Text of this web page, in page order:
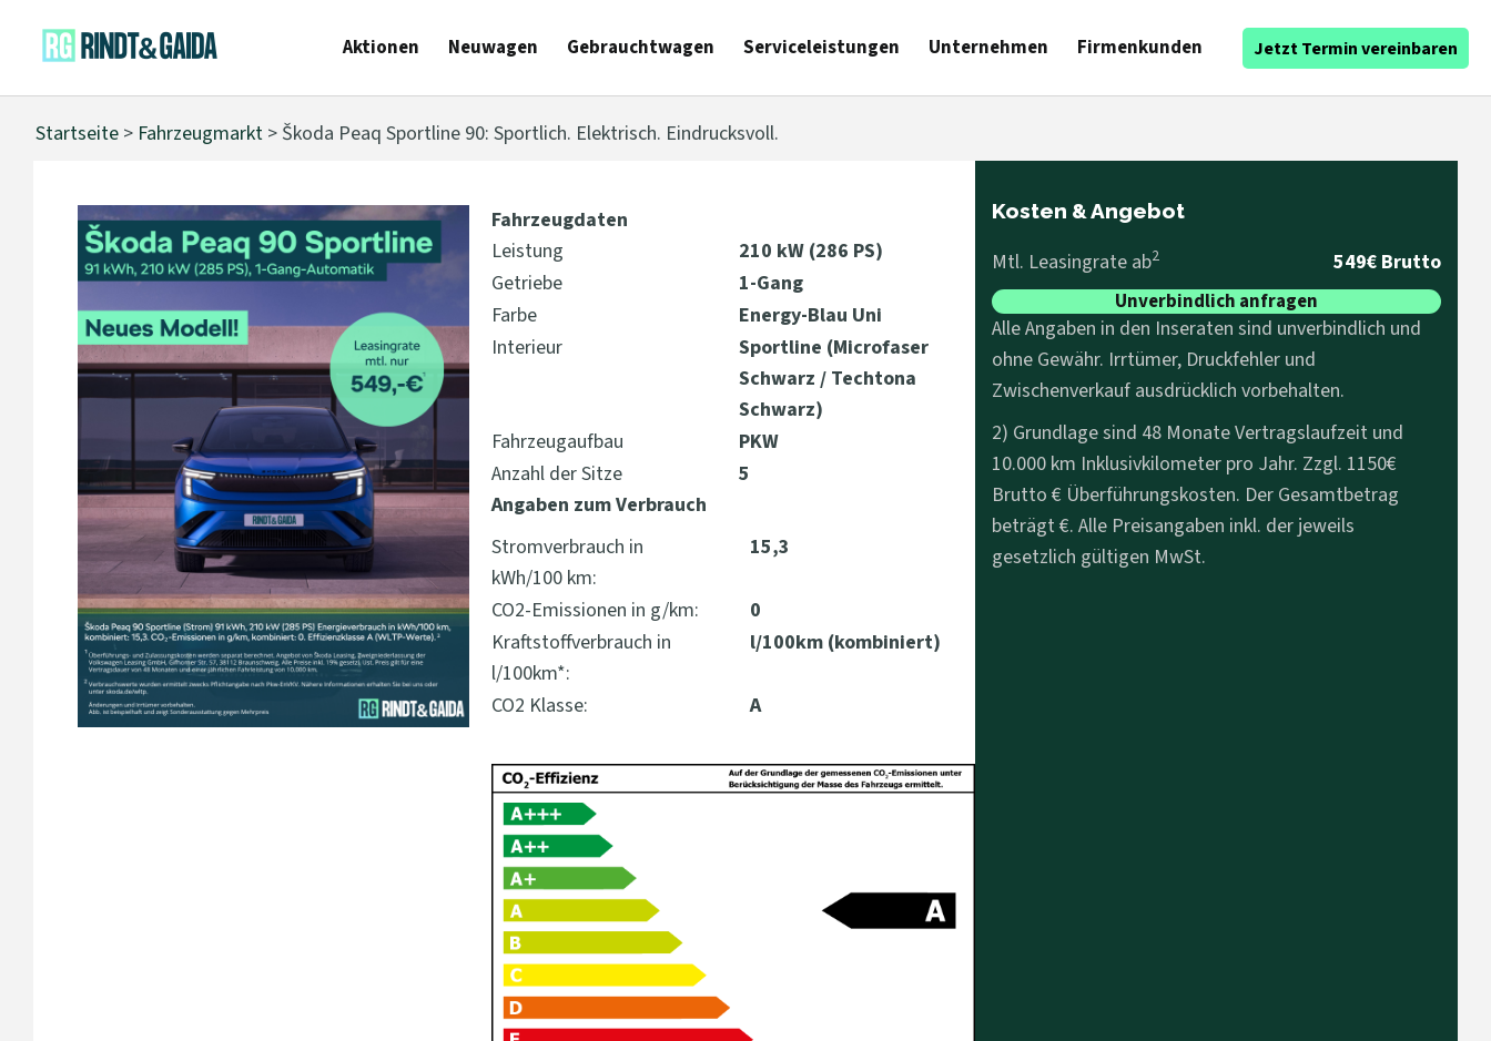
Aktionen Neuwagen Gebrauchtwagen Serviceleistungen Unternehmen Firmenkunden Jetzt Termin vereinbaren
Startseite > Fahrzeugmarkt > Škoda Peaq Sportline 90: Sportlich. Elektrisch. Eindrucksvoll.
Fahrzeugdaten
Leistung
210 kW (286 PS)
Getriebe
1-Gang
Farbe
Energy-Blau Uni
Interieur
Sportline (Microfaser
Schwarz / Techtona
Schwarz)
Fahrzeugaufbau
PKW
Anzahl der Sitze
5
Angaben zum Verbrauch
Stromverbrauch in
kWh/100 km:
15,3
CO2-Emissionen in g/km:
0
Kraftstoffverbrauch in
l/100km*:
l/100km (kombiniert)
CO2 Klasse: A
Kosten & Angebot
Mtl. Leasingrate ab2 549€ Brutto
Unverbindlich anfragen
Alle Angaben in den Inseraten sind unverbindlich und
ohne Gewähr. Irrtümer, Druckfehler und
Zwischenverkauf ausdrücklich vorbehalten.
2) Grundlage sind 48 Monate Vertragslaufzeit und
10.000 km Inklusivkilometer pro Jahr. Zzgl. 1150€
Brutto € Überführungskosten. Der Gesamtbetrag
beträgt €. Alle Preisangaben inkl. der jeweils
gesetzlich gültigen MwSt.